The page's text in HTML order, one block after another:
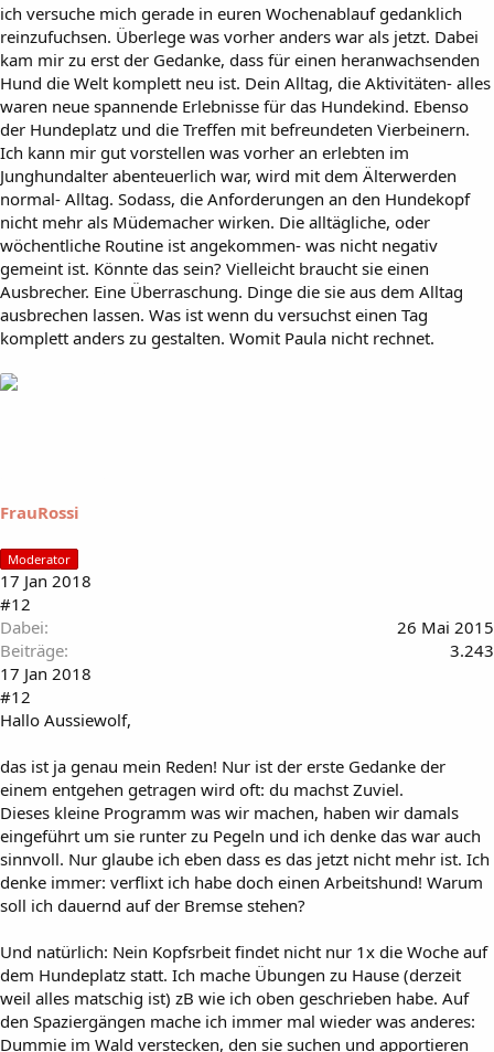
ich versuche mich gerade in euren Wochenablauf gedanklich
reinzufuchsen. Überlege was vorher anders war als jetzt. Dabei
kam mir zu erst der Gedanke, dass für einen heranwachsenden
Hund die Welt komplett neu ist. Dein Alltag, die Aktivitäten- alles
waren neue spannende Erlebnisse für das Hundekind. Ebenso
der Hundeplatz und die Treffen mit befreundeten Vierbeinern.
Ich kann mir gut vorstellen was vorher an erlebten im
Junghundalter abenteuerlich war, wird mit dem Älterwerden
normal- Alltag. Sodass, die Anforderungen an den Hundekopf
nicht mehr als Müdemacher wirken. Die alltägliche, oder
wöchentliche Routine ist angekommen- was nicht negativ
gemeint ist. Könnte das sein? Vielleicht braucht sie einen
Ausbrecher. Eine Überraschung. Dinge die sie aus dem Alltag
ausbrechen lassen. Was ist wenn du versuchst einen Tag
komplett anders zu gestalten. Womit Paula nicht rechnet.
FrauRossi
Moderator
17 Jan 2018
#12
Dabei
26 Mai 2015
Beiträge
3.243
17 Jan 2018
#12
Hallo Aussiewolf,
das ist ja genau mein Reden! Nur ist der erste Gedanke der
einem entgehen getragen wird oft: du machst Zuviel.
Dieses kleine Programm was wir machen, haben wir damals
eingeführt um sie runter zu Pegeln und ich denke das war auch
sinnvoll. Nur glaube ich eben dass es das jetzt nicht mehr ist. Ich
denke immer: verflixt ich habe doch einen Arbeitshund! Warum
soll ich dauernd auf der Bremse stehen?
Und natürlich: Nein Kopfsrbeit findet nicht nur 1x die Woche auf
dem Hundeplatz statt. Ich mache Übungen zu Hause (derzeit
weil alles matschig ist) zB wie ich oben geschrieben habe. Auf
den Spaziergängen mache ich immer mal wieder was anderes:
Dummie im Wald verstecken, den sie suchen und apportieren